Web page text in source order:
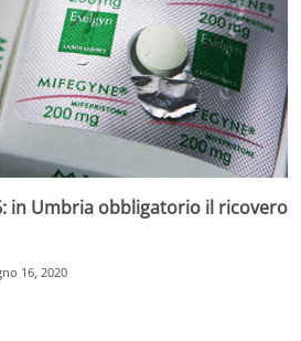
in Umbria obbligatorio il ricovero
16, 2020